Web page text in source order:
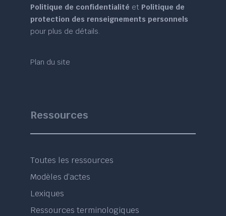
Politique de confidentialité et Politique de
protection des renseignements personnels
pour plus de détails.
Plan du site
Ressources
Toutes les ressources
Modèles d’actes
Lexiques
Ressources terminologiques